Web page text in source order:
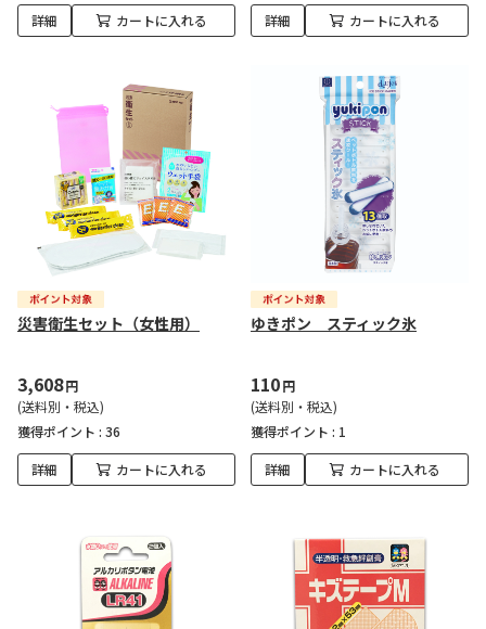
詳細 カートに入れる 詳細 カートに入れる
災害衛生セット（女性用）
3,608円
(送料別・税込)
獲得ポイント : 36
詳細 カートに入れる
ゆきポン スティック氷
110円
(送料別・税込)
獲得ポイント : 1
詳細 カートに入れる